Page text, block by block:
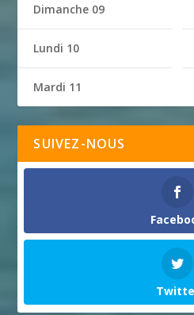
Dimanche 09
Lundi 10
Mardi 11
SUIVEZ-NOUS